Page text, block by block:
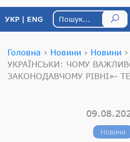
УКР ENG
Головна › Новини › Новини ›
УКРАЇНСЬКИ: ЧОМУ
ЗАКОНОДАВЧОМУ РІВНІ»-
Новини